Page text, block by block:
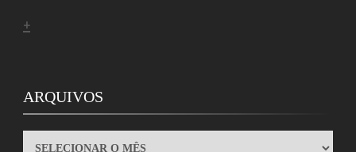
+
ARQUIVOS
ARQUIVOS